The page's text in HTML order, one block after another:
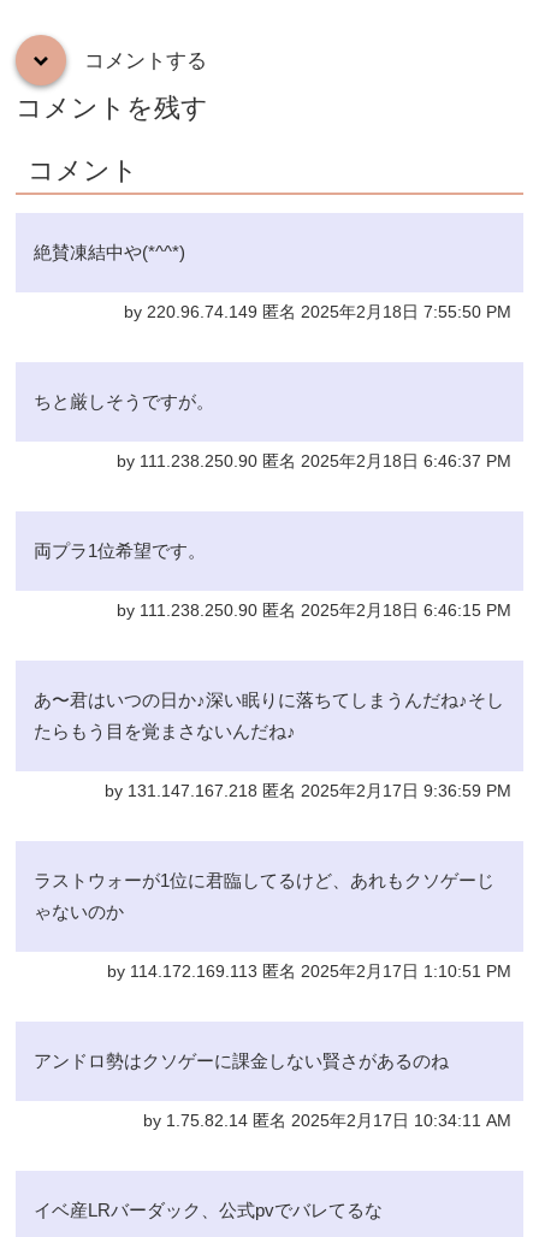
down コメントする
コメントを残す
コメント
絶賛凍結中や(*^^*)
by 220.96.74.149 匿名 2025年2月18日 7:55:50 PM
ちと厳しそうですが。
by 111.238.250.90 匿名 2025年2月18日 6:46:37 PM
両プラ1位希望です。
by 111.238.250.90 匿名 2025年2月18日 6:46:15 PM
あ〜君はいつの日か♪深い眠りに落ちてしまうんだね♪そし
たらもう目を覚まさないんだね♪
by 131.147.167.218 匿名 2025年2月17日 9:36:59 PM
ラストウォーが1位に君臨してるけど、あれもクソゲーじ
ゃないのか
by 114.172.169.113 匿名 2025年2月17日 1:10:51 PM
アンドロ勢はクソゲーに課金しない賢さがあるのね
by 1.75.82.14 匿名 2025年2月17日 10:34:11 AM
イベ産LRバーダック、公式pvでバレてるな